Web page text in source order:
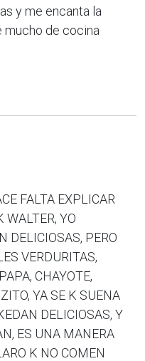
y me encanta la
de cocina
FALTA EXPLICAR
YO
DELICIOSAS, PERO
VERDURITAS,
CHAYOTE,
YA SE K SUENA
DELICIOSAS, Y
ES UNA MANERA
K NO COMEN